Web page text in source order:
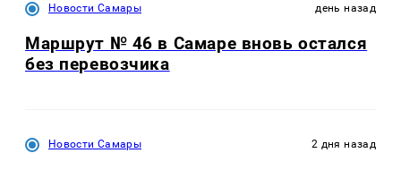
Новости Самары день назад
Маршрут № 46 в Самаре вновь остался
без перевозчика
Новости Самары 2 дня назад